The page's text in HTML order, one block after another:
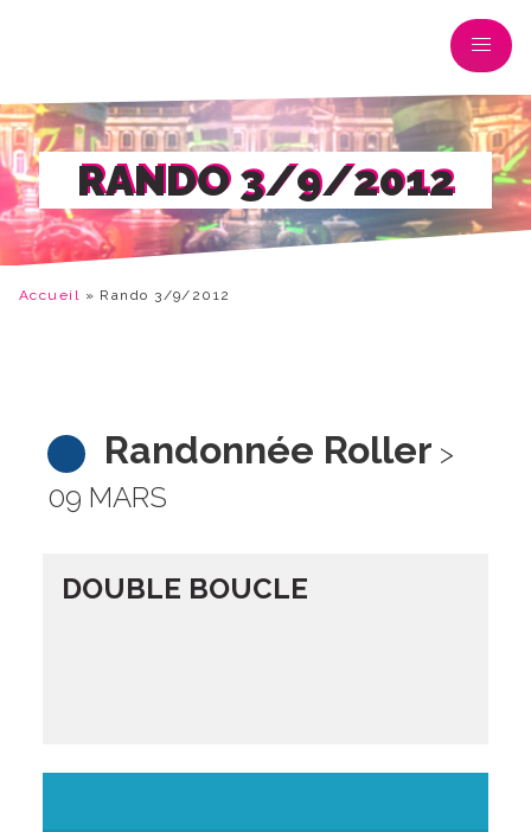
RANDO 3/9/2012
Accueil » Rando 3/9/2012
Randonnée Roller >
09 MARS
DOUBLE BOUCLE